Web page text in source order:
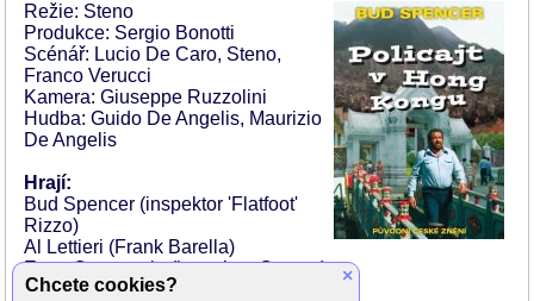
Režie: Steno
Produkce: Sergio Bonotti
Scénář: Lucio De Caro, Steno,
Franco Verucci
Kamera: Giuseppe Ruzzolini
Hudba: Guido De Angelis, Maurizio
De Angelis
Hrají:
Bud Spencer (inspektor 'Flatfoot'
Rizzo)
Al Lettieri (Frank Barella)
Enzo Cannavale (inspektor Caputo)
Renato Scarpa (inspektor Morabito)
×
Chcete cookies?